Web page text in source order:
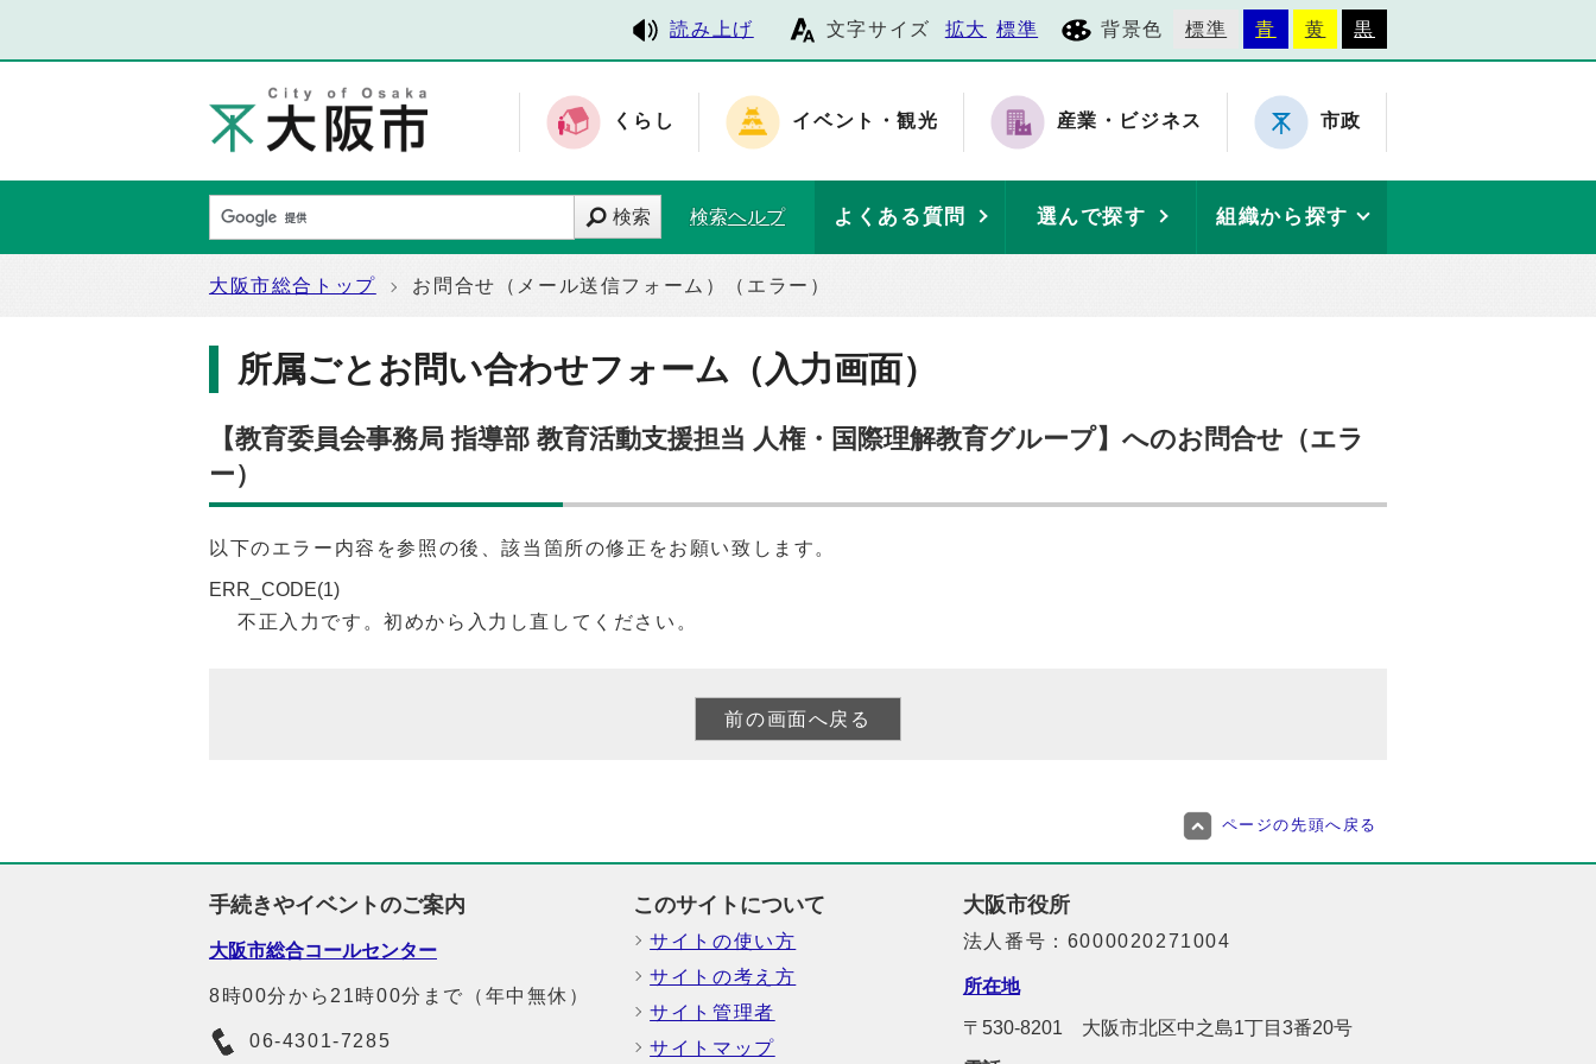
読み上げ 文字サイズ 拡大 標準 背景色 標準 青 黄 黒
くらし イベント・観光 産業・ビジネス 市政
検索 検索ヘルプ よくある質問 選んで探す 組織から探す
大阪市総合トップ お問合せ（メール送信フォーム）（エラー）
所属ごとお問い合わせフォーム（入力画面）
【教育委員会事務局 指導部 教育活動支援担当 人権・国際理解教育グループ】へのお問合せ（エラ
ー）
以下のエラー内容を参照の後、該当箇所の修正をお願い致します。
ERR_CODE(1)
不正入力です。初めから入力し直してください。
ページの先頭へ戻る
手続きやイベントのご案内
大阪市総合コールセンター
8時00分から21時00分まで（年中無休）
06-4301-7285
このサイトについて
サイトの使い方
サイトの考え方
サイト管理者
サイトマップ
大阪市役所
法人番号：6000020271004
所在地
〒530-8201 大阪市北区中之島1丁目3番20号